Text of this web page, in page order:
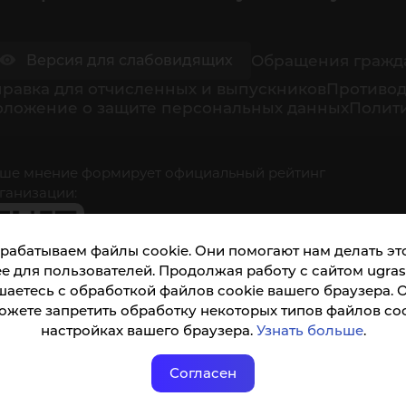
файлы cookie. Они помогают нам делать
для пользователей. Продолжая работу с сайтом
с обработкой файлов cookie вашего браузера.
запретить обработку некоторых типов файлов
настройках вашего браузера. Узнать больше.
Согласен
мнение формирует официальный рейтинг
доступна по QR-коду, а так же по прямой